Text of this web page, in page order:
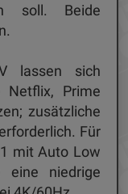
soll. Beide
lassen sich
Netflix, Prime
zusätzliche
Für
mit Auto Low
eine niedrige